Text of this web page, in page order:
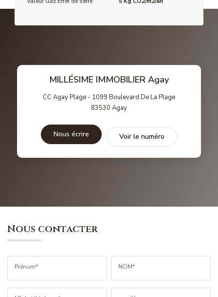
MILLÉSIME IMMOBILIER Agay
CC Agay Plage - 1099 Boulevard De La Plage
83530 Agay
Nous écrire Voir le numéro
Nous contacter
Prénom* NOM*